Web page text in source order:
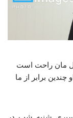
مان راحت است
برابر از ما